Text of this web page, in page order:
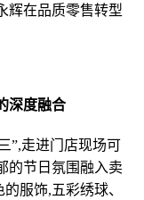
辉在品质零售转型
深度融合
”,走进门店现场可
的节日氛围融入卖
服饰,五彩绣球、